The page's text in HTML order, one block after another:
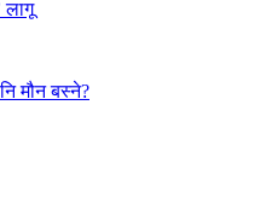
लागू
मौन बस्ने?